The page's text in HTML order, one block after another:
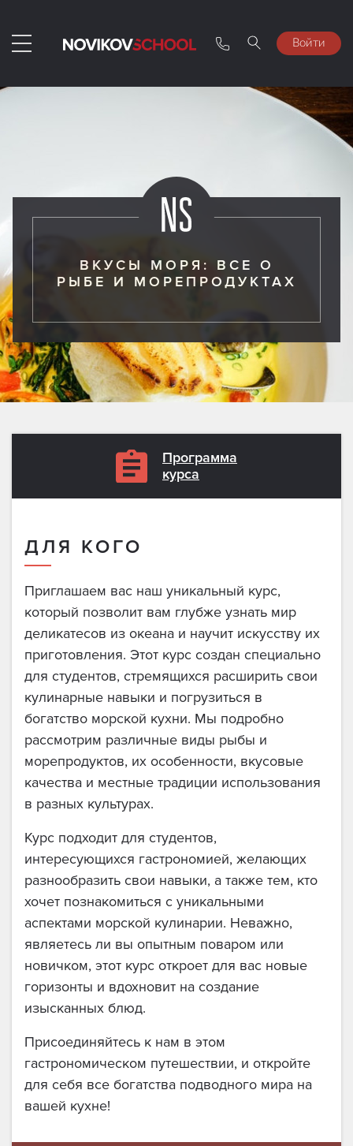
Войти
ВКУСЫ МОРЯ: ВСЕ О
РЫБЕ И МОРЕПРОДУКТАХ
Программа
курса
ДЛЯ КОГО
Приглашаем вас наш уникальный курс,
который позволит вам глубже узнать мир
деликатесов из океана и научит искусству их
приготовления. Этот курс создан специально
для студентов, стремящихся расширить свои
кулинарные навыки и погрузиться в
богатство морской кухни. Мы подробно
рассмотрим различные виды рыбы и
морепродуктов, их особенности, вкусовые
качества и местные традиции использования
в разных культурах.
Курс подходит для студентов,
интересующихся гастрономией, желающих
разнообразить свои навыки, а также тем, кто
хочет познакомиться с уникальными
аспектами морской кулинарии. Неважно,
являетесь ли вы опытным поваром или
новичком, этот курс откроет для вас новые
горизонты и вдохновит на создание
изысканных блюд.
Присоединяйтесь к нам в этом
гастрономическом путешествии, и откройте
для себя все богатства подводного мира на
вашей кухне!